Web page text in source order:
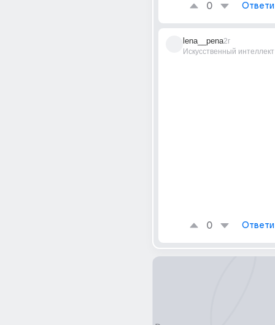
0
lena__pena
Искусственный интеллект
2г
0